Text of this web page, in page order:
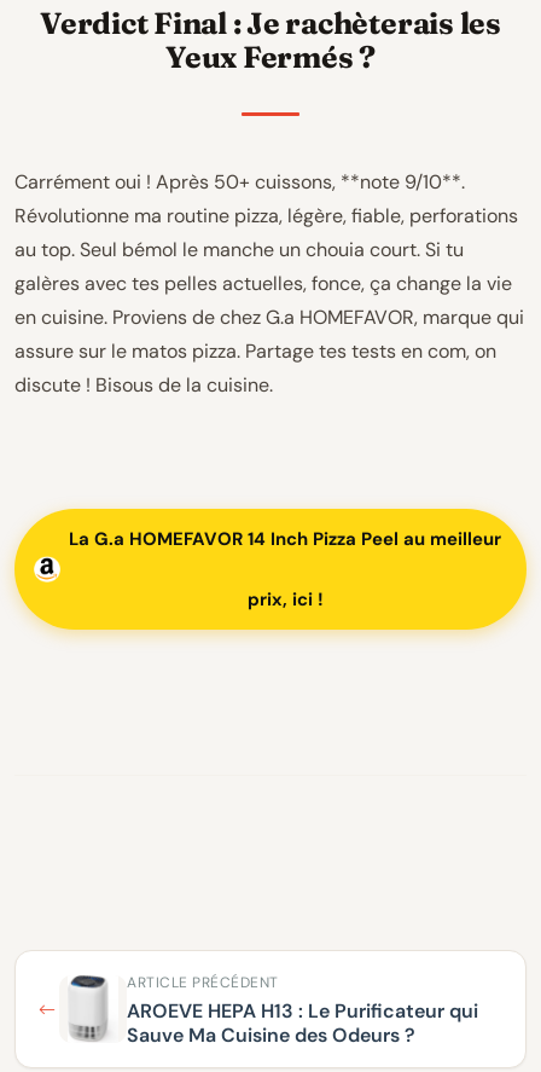
Verdict Final : Je rachèterais les
Yeux Fermés ?
Carrément oui ! Après 50+ cuissons, **note 9/10**.
Révolutionne ma routine pizza, légère, fiable, perforations
au top. Seul bémol le manche un chouia court. Si tu
galères avec tes pelles actuelles, fonce, ça change la vie
en cuisine. Proviens de chez G.a HOMEFAVOR, marque qui
assure sur le matos pizza. Partage tes tests en com, on
discute ! Bisous de la cuisine.
La G.a HOMEFAVOR 14 Inch Pizza Peel au meilleur
prix, ici !
ARTICLE PRÉCÉDENT
AROEVE HEPA H13 : Le Purificateur qui
Sauve Ma Cuisine des Odeurs ?